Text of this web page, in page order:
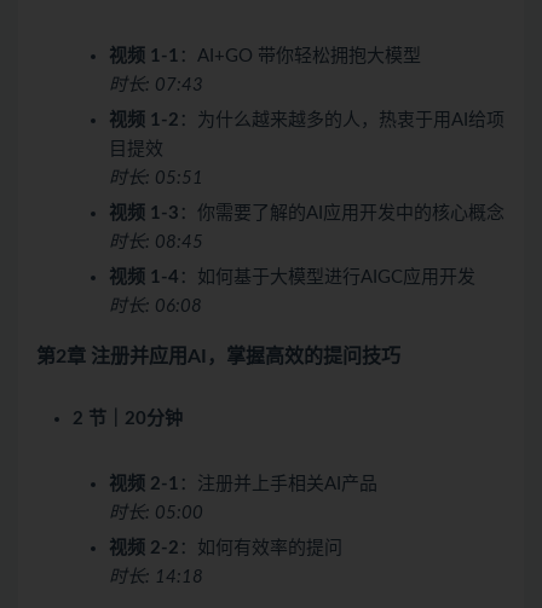
视频 1-1 ：AI+GO 带你轻松拥抱大模型
时长: 07:43
视频 1-2 ：为什么越来越多的人，热衷于用AI给项
目提效
时长: 05:51
视频 1-3 ：你需要了解的AI应用开发中的核心概念
时长: 08:45
视频 1-4 ：如何基于大模型进行AIGC应用开发
时长: 06:08
第2章 注册并应用AI，掌握高效的提问技巧
2 节｜20分钟
视频 2-1 ：注册并上手相关AI产品
时长: 05:00
视频 2-2 ：如何有效率的提问
时长: 14:18